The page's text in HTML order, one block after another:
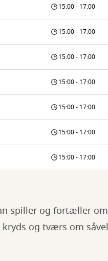
15:00 - 17:00
15:00 - 17:00
15:00 - 17:00
15:00 - 17:00
15:00 - 17:00
15:00 - 17:00
15:00 - 17:00
spiller og fortæller om
og tværs om såvel